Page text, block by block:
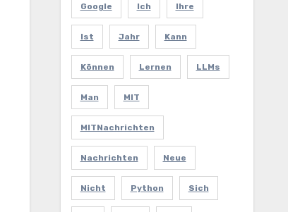
Google Ich Ihre
Ist Jahr Kann
Können Lernen LLMs
Man MIT
MITNachrichten
Nachrichten Neue
Nicht Python Sich